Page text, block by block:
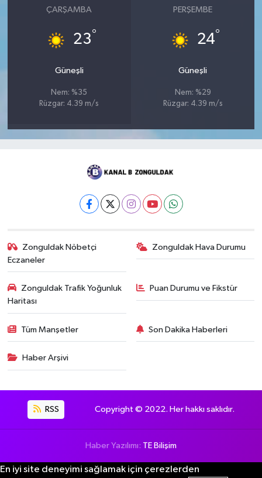
ÇARŞAMBA
23°
Güneşli
Nem: %35
Rüzgar: 4.39 m/s
PERŞEMBE
24°
Güneşli
Nem: %29
Rüzgar: 4.39 m/s
Zonguldak Nöbetçi
Eczaneler
Zonguldak Hava Durumu
Zonguldak Trafik Yoğunluk
Haritası
Puan Durumu ve Fikstür
Tüm Manşetler Son Dakika Haberleri
Haber Arşivi
RSS Copyright © 2022. Her hakkı saklıdır.
Haber Yazılımı: TE Bilişim
En iyi site deneyimi sağlamak için çerezlerden